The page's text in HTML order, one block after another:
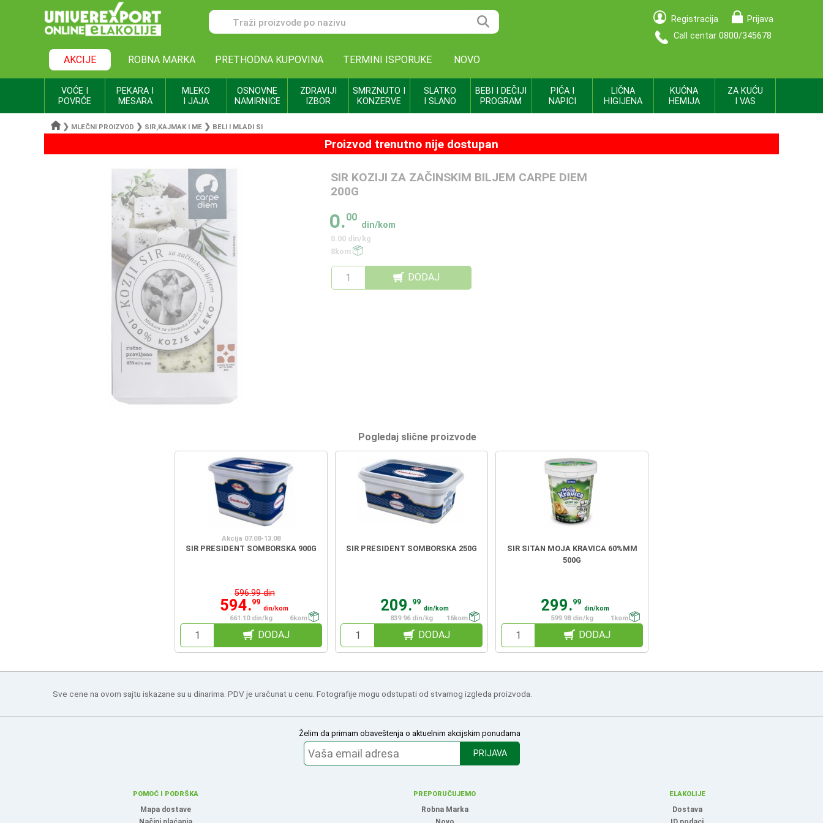
Registracija
Prijava
Call centar 0800/345678
AKCIJE ROBNA MARKA PRETHODNA KUPOVINA TERMINI ISPORUKE NOVO
VOĆE I
POVRĆE
PEKARA I
MESARA
MLEKO
I JAJA
OSNOVNE
NAMIRNICE
ZDRAVIJI
IZBOR
SMRZNUTO I
KONZERVE
SLATKO
I SLANO
BEBI I DEČIJI
PROGRAM
PIĆA I
NAPICI
LIČNA
HIGIJENA
KUĆNA
HEMIJA
ZA KUĆU
I VAS
❯ MLEČNI PROIZVOD ❯ SIR,KAJMAK I ME ❯ BELI I MLADI SI
Proizvod trenutno nije dostupan
SIR KOZIJI ZA ZAČINSKIM BILJEM CARPE DIEM
200G
0.00
din/kom
0.00 din/kg
8kom
DODAJ
Pogledaj slične proizvode
Akcija 07.08-13.08
SIR PRESIDENT SOMBORSKA 900G
596.99 din
594.99
din/kom
661.10 din/kg
6kom
DODAJ
SIR PRESIDENT SOMBORSKA 250G
209.99
din/kom
839.96 din/kg
16kom
DODAJ
SIR SITAN MOJA KRAVICA 60%MM
500G
299.99
din/kom
599.98 din/kg
1kom
DODAJ
Sve cene na ovom sajtu iskazane su u dinarima. PDV je uračunat u cenu. Fotografije mogu odstupati od stvarnog izgleda proizvoda.
Želim da primam obaveštenja o aktuelnim akcijskim ponudama
PRIJAVA
POMOĆ I PODRŠKA
Mapa dostave
PREPORUČUJEMO
Robna Marka
ELAKOLIJE
Dostava